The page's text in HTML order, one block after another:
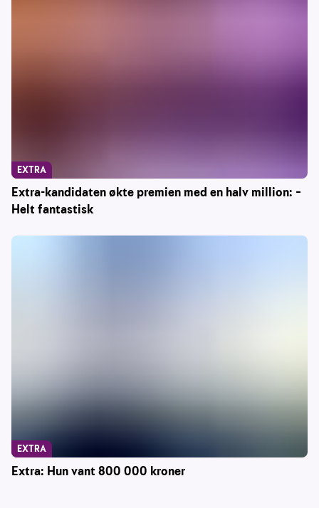
Extra-kandidaten økte premien med en halv million: –
Helt fantastisk
EXTRA
Extra: Hun vant 800 000 kroner
EXTRA